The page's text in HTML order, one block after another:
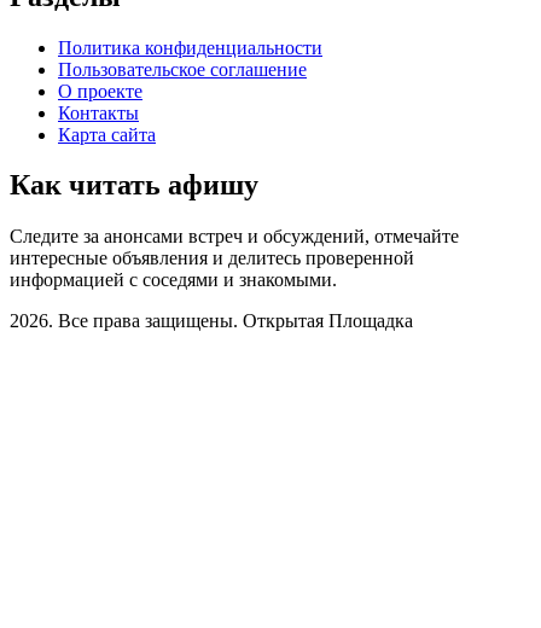
Политика конфиденциальности
Пользовательское соглашение
О проекте
Контакты
Карта сайта
Как читать афишу
Следите за анонсами встреч и обсуждений, отмечайте
интересные объявления и делитесь проверенной
информацией с соседями и знакомыми.
2026. Все права защищены. Открытая Площадка